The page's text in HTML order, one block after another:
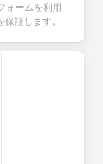
ォームを利用
証します。